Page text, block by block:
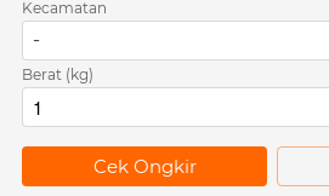
Kecamatan
-
Berat (kg)
`
Cek Ongkir